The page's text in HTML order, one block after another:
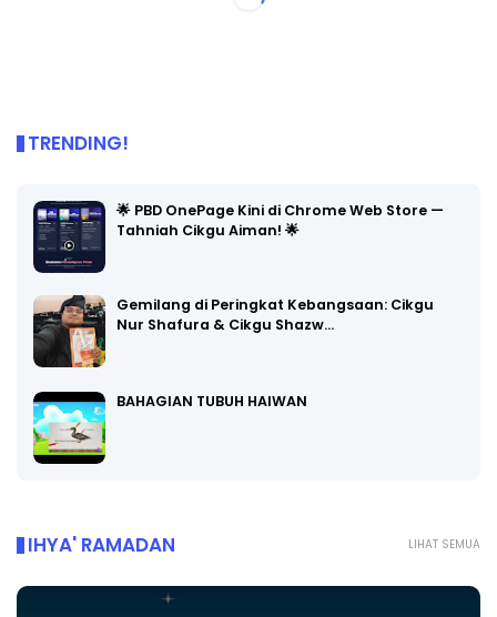
TRENDING!
🌟 PBD OnePage Kini di Chrome Web Store —
Tahniah Cikgu Aiman! 🌟
Gemilang di Peringkat Kebangsaan: Cikgu
Nur Shafura & Cikgu Shazw…
BAHAGIAN TUBUH HAIWAN
LIHAT SEMUA
IHYA' RAMADAN